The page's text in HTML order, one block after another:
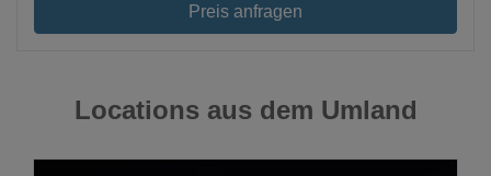
Preis anfragen
Locations aus dem Umland